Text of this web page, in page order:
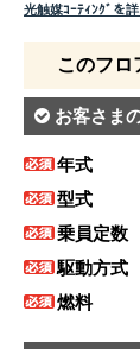
光触媒ｺｰﾃｨﾝｸﾞを詳
このフロ
お客さま
年式
型式
乗員定数
駆動方式
燃料